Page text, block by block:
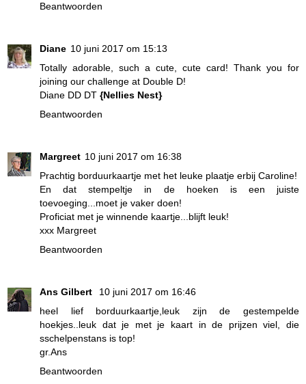
Beantwoorden
Diane 10 juni 2017 om 15:13
Totally adorable, such a cute, cute card! Thank you for
joining our challenge at Double D!
Diane DD DT {Nellies Nest}
Beantwoorden
Margreet 10 juni 2017 om 16:38
Prachtig borduurkaartje met het leuke plaatje erbij Caroline!
En dat stempeltje in de hoeken is een juiste
toevoeging...moet je vaker doen!
Proficiat met je winnende kaartje...blijft leuk!
xxx Margreet
Beantwoorden
Ans Gilbert
10 juni 2017 om 16:46
heel lief borduurkaartje,leuk zijn de gestempelde
hoekjes..leuk dat je met je kaart in de prijzen viel, die
sschelpenstans is top!
gr.Ans
Beantwoorden